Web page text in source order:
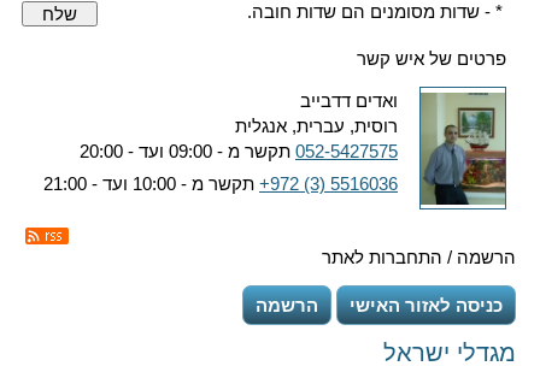
* - שדות מסומנים הם שדות חובה. שלח
פרטים של איש קשר
ואדים דדבייב
רוסית, עברית, אנגלית
052-5427575 תקשר מ - 09:00 ועד - 20:00
+972 (3) 5516036 תקשר מ - 10:00 ועד - 21:00
הרשמה / התחברות לאתר
כניסה לאזור האישי הרשמה
מגדלי ישראל